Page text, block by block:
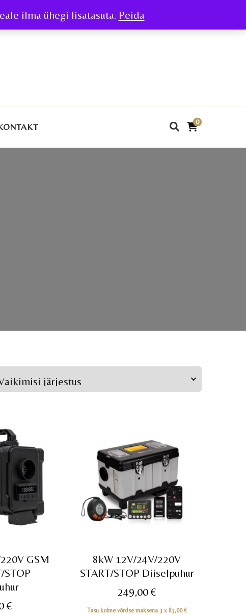
ilma ühegi lisatasuta. Peida
0
GSM
STOP
€
8kW 12V/24V/220V
START/STOP Diiselpuhur
249,00 €
Tasu kolme võrdse maksena 3 x 83,00€